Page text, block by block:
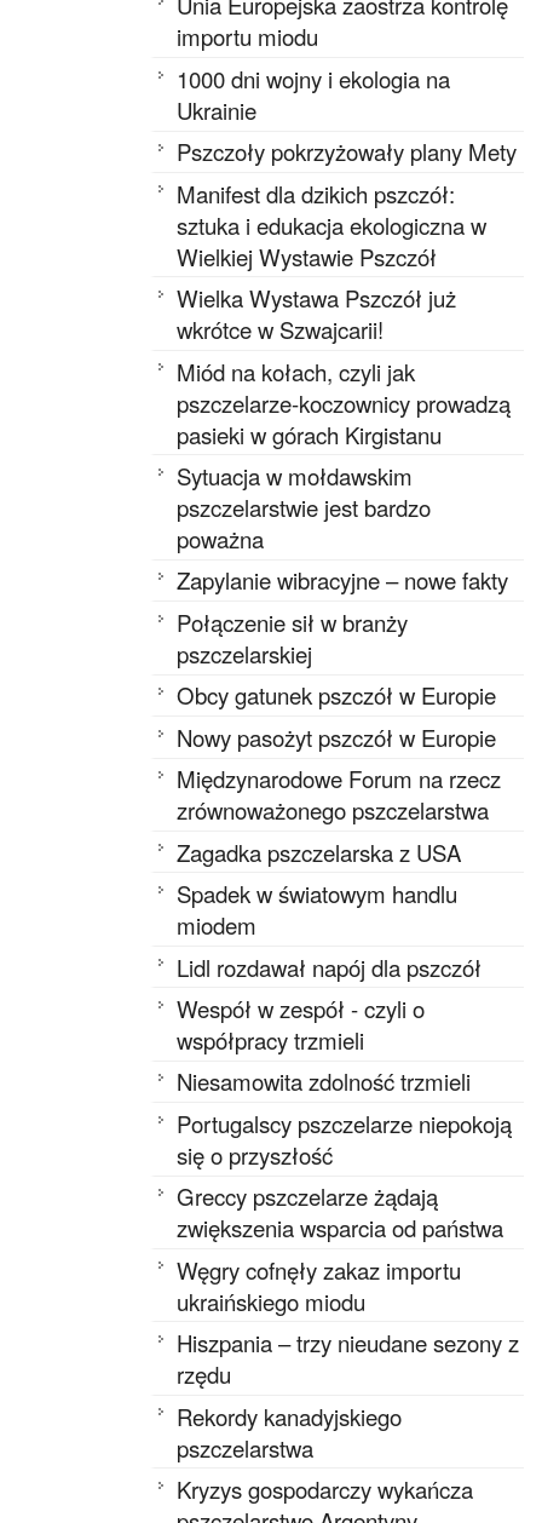
importu miodu
1000 dni wojny i ekologia na
Ukrainie
Pszczoły pokrzyżowały plany Mety
Manifest dla dzikich pszczół:
sztuka i edukacja ekologiczna w
Wielkiej Wystawie Pszczół
Wielka Wystawa Pszczół już
wkrótce w Szwajcarii!
Miód na kołach, czyli jak
pszczelarze-koczownicy prowadzą
pasieki w górach Kirgistanu
Sytuacja w mołdawskim
pszczelarstwie jest bardzo
poważna
Zapylanie wibracyjne – nowe fakty
Połączenie sił w branży
pszczelarskiej
Obcy gatunek pszczół w Europie
Nowy pasożyt pszczół w Europie
Międzynarodowe Forum na rzecz
zrównoważonego pszczelarstwa
Zagadka pszczelarska z USA
Spadek w światowym handlu
miodem
Lidl rozdawał napój dla pszczół
Wespół w zespół - czyli o
współpracy trzmieli
Niesamowita zdolność trzmieli
Portugalscy pszczelarze niepokoją
się o przyszłość
Greccy pszczelarze żądają
zwiększenia wsparcia od państwa
Węgry cofnęły zakaz importu
ukraińskiego miodu
Hiszpania – trzy nieudane sezony z
rzędu
Rekordy kanadyjskiego
pszczelarstwa
Kryzys gospodarczy wykańcza